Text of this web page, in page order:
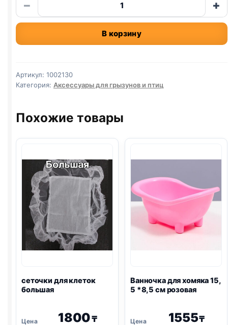
−
товара
сеточки
клеток
+
В корзину
Артикул: 1002130
Категория: Аксессуары для грызунов и птиц
Похожие товары
сеточки для клеток
большая
1800₸
Ванночка для хомяка 15,
5 *8,5 см розовая
1555₸